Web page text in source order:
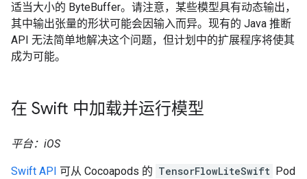
适当大小的 ByteBuffer。请注意，某些模型具有动态输出，
其中输出张量的形状可能会因输入而异。现有的 Java 推断
API 无法简单地解决这个问题，但计划中的扩展程序将使其
成为可能。
在 Swift 中加载并运行模型
平台：iOS
Swift API 可从 Cocoapods 的 TensorFlowLiteSwift Pod